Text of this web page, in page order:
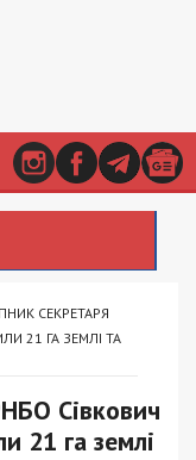
СЕКРЕТАРЯ
21 ГА ЗЕМЛІ ТА
Сівкович
21 га землі